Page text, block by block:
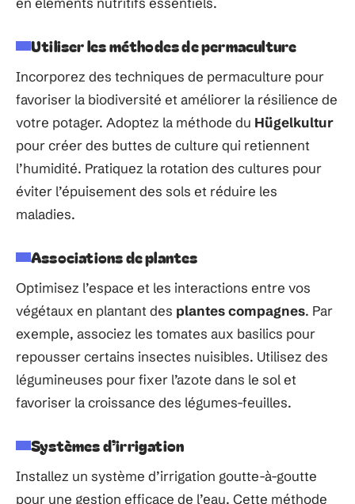
Utiliser les méthodes de permaculture
Incorporez des techniques de permaculture pour
favoriser la biodiversité et améliorer la résilience de
votre potager. Adoptez la méthode du Hügelkultur
pour créer des buttes de culture qui retiennent
l’humidité. Pratiquez la rotation des cultures pour
éviter l’épuisement des sols et réduire les
maladies.
Associations de plantes
Optimisez l’espace et les interactions entre vos
végétaux en plantant des plantes compagnes. Par
exemple, associez les tomates aux basilics pour
repousser certains insectes nuisibles. Utilisez des
légumineuses pour fixer l’azote dans le sol et
favoriser la croissance des légumes-feuilles.
Systèmes d’irrigation
Installez un système d’irrigation goutte-à-goutte
pour une gestion efficace de l’eau. Cette méthode